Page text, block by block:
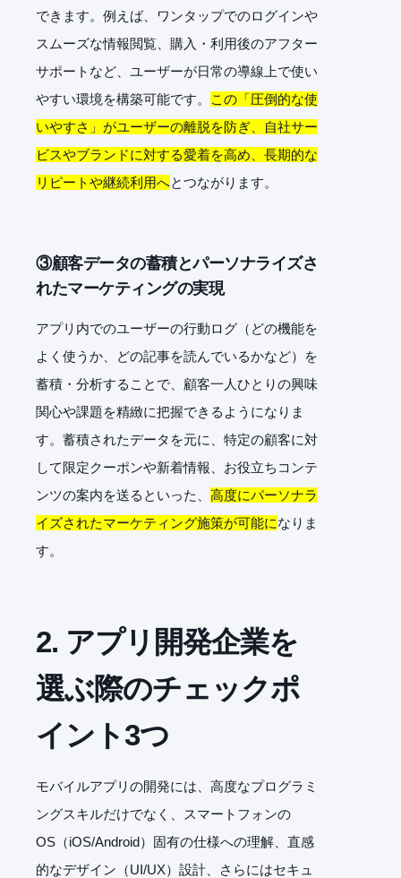
できます。例えば、ワンタップでのログインや
スムーズな情報閲覧、購入・利用後のアフター
サポートなど、ユーザーが日常の導線上で使い
やすい環境を構築可能です。
この「圧倒的な使
いやすさ」がユーザーの離脱を防ぎ、自社サー
ビスやブランドに対する愛着を高め、長期的な
リピートや継続利用へとつながります。
③顧客データの蓄積とパーソナライズさ
れたマーケティングの実現
アプリ内でのユーザーの行動ログ（どの機能を
よく使うか、どの記事を読んでいるかなど）を
蓄積・分析することで、顧客一人ひとりの興味
関心や課題を精緻に把握できるようになりま
す。蓄積されたデータを元に、特定の顧客に対
して限定クーポンや新着情報、お役立ちコンテ
ンツの案内を送るといった、 高度にパーソナラ
イズされたマーケティング施策が可能になりま
す。
2. アプリ開発企業を
選ぶ際のチェックポ
イント3つ
モバイルアプリの開発には、高度なプログラミ
ングスキルだけでなく、スマートフォンの
OS（iOS/Android）固有の仕様への理解、直感
的なデザイン（UI/UX）設計、さらにはセキュ